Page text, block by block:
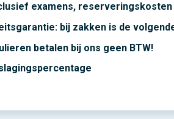
examens, reserveringskosten
bij zakken is de
betalen bij ons geen BTW!